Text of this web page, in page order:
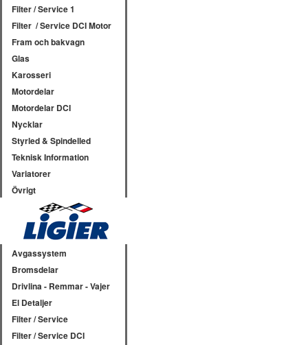
Filter / Service 1
Filter / Service DCI Motor
Fram och bakvagn
Glas
Karosseri
Motordelar
Motordelar DCI
Nycklar
Styrled & Spindelled
Teknisk Information
Variatorer
Övrigt
Avgassystem
Bromsdelar
Drivlina - Remmar - Vajer
El Detaljer
Filter / Service
Filter / Service DCI